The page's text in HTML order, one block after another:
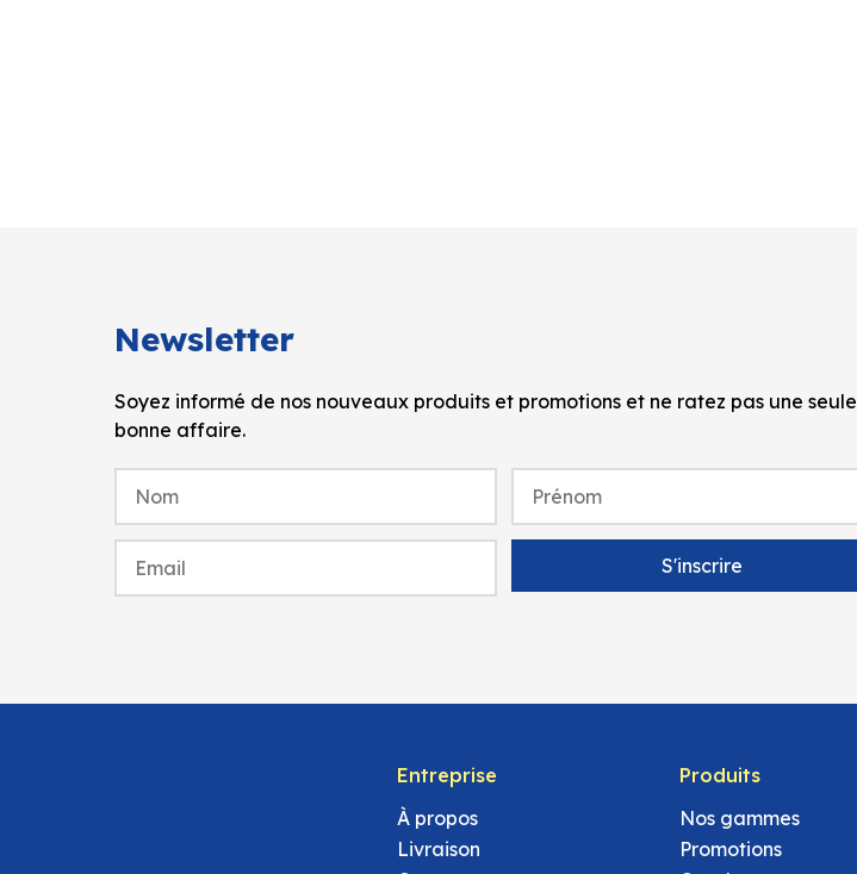
Newsletter
Soyez informé de nos nouveaux produits et promotions et ne ratez pas une seule
bonne affaire.
Entreprise
À propos
Livraison
Produits
Nos gammes
Promotions